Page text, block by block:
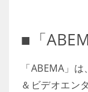
■「
「ABEMA」
＆ビデオエン